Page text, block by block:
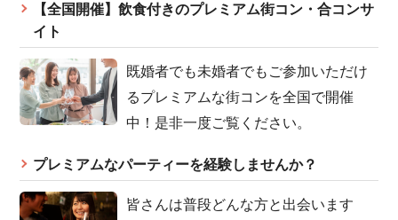
【全国開催】飲食付きのプレミアム街コン・合コンサ
イト
既婚者でも未婚者でもご参加いただけ
るプレミアムな街コンを全国で開催
中！是非一度ご覧ください。
プレミアムなパーティーを経験しませんか？
皆さんは普段どんな方と出会います